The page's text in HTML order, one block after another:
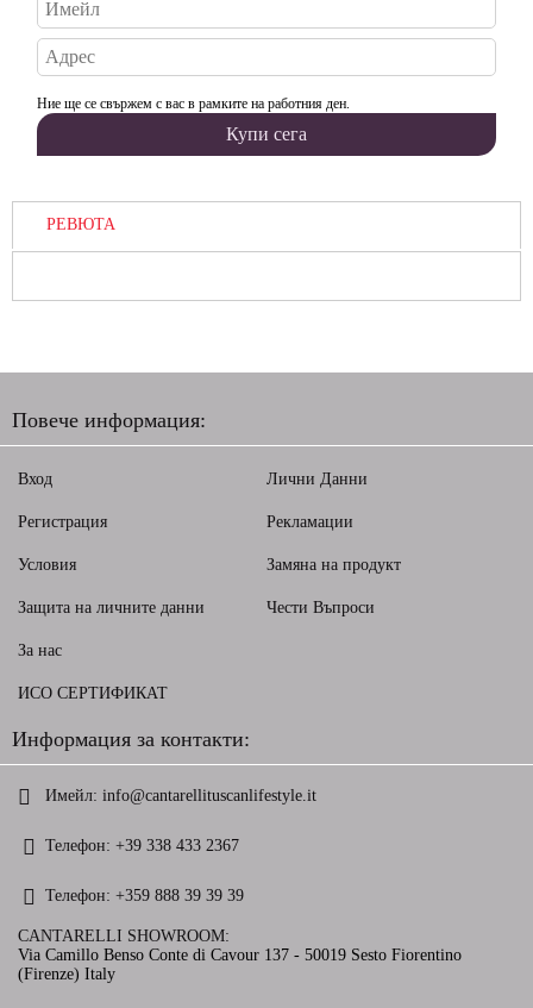
Ние ще се свържем с вас в рамките на работния ден.
РЕВЮТА
Повече информация:
Вход
Регистрация
Условия
Защита на личните данни
Лични Данни
Рекламации
Замяна на продукт
Чести Въпроси
За нас
ИСО СЕРТИФИКАТ
Информация за контакти:
Имейл: info@cantarellituscanlifestyle.it
Телефон: +39 338 433 2367
Телефон: +359 888 39 39 39
CANTARELLI SHOWROOM:
Via Camillo Benso Conte di Cavour 137 - 50019 Sesto Fiorentino
(Firenze) Italy